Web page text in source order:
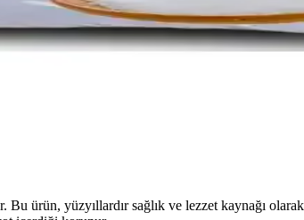
ürün, yüzyıllardır sağlık ve lezzet kaynağı olarak